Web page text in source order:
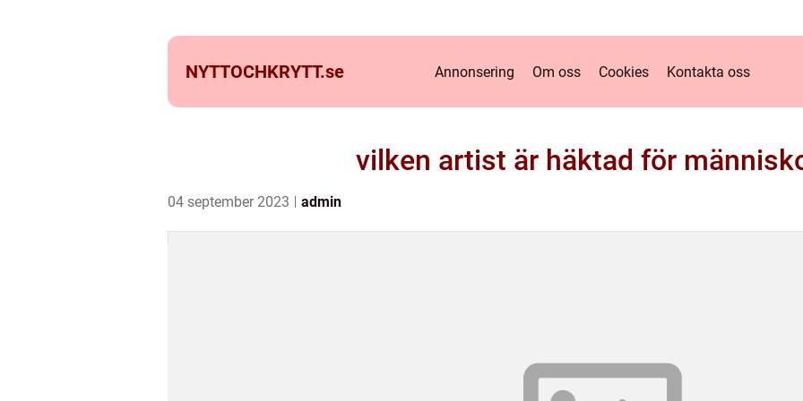
NYTTOCHKRYTT.se Annonsering Om oss Cookies Kontakta oss
vilken artist är häktad för
04 september 2023 admin